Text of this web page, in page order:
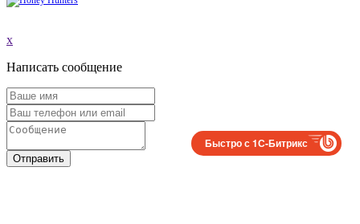
x
Написать сообщение
Отправить
Быстро с 1С-Битрикс